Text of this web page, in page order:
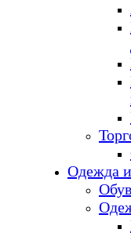
Одежда